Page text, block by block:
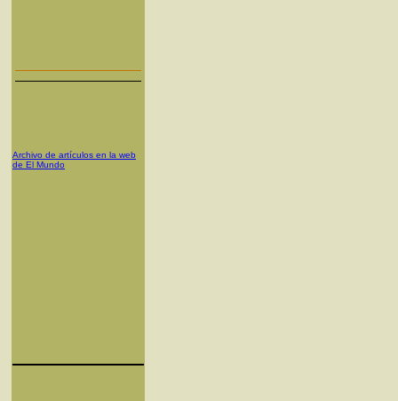
Archivo de artículos en la web
de El Mundo